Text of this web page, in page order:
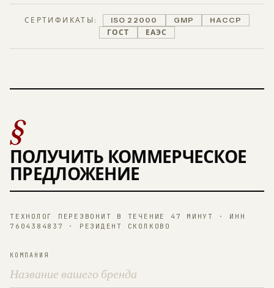
СЕРТИФИКАТЫ: ISO 22000 GMP
HACCP
ГОСТ
ЕАЭС
§
ПОЛУЧИТЬ КОММЕРЧЕСКОЕ
ПРЕДЛОЖЕНИЕ
ТЕХНОЛОГ ПЕРЕЗВОНИТ В ТЕЧЕНИЕ 47 МИНУТ · ИНН
7604384837 · РЕЗИДЕНТ СКОЛКОВО
КОМПАНИЯ